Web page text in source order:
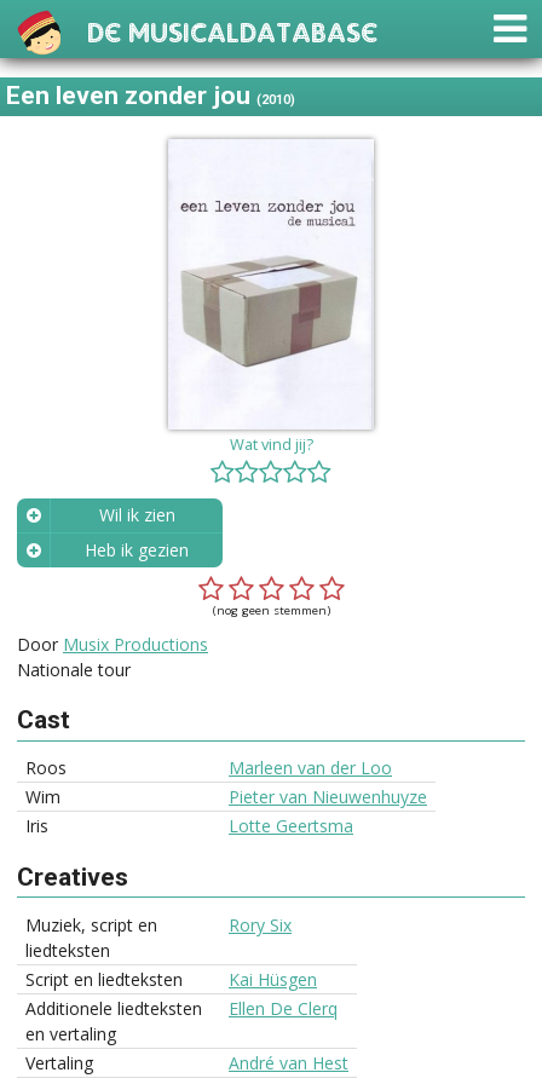
De Musicaldatabase
Een leven zonder jou(2010)
Wat vind jij?
Wil ik zien
Heb ik gezien
(nog geen stemmen)
Door Musix Productions
Nationale tour
Cast
Roos
Marleen van der Loo
Wim
Pieter van Nieuwenhuyze
Iris
Lotte Geertsma
Creatives
Muziek, script en
liedteksten
Rory Six
Script en liedteksten
Kai Hüsgen
Additionele liedteksten
en vertaling
Ellen De Clerq
Vertaling
André van Hest